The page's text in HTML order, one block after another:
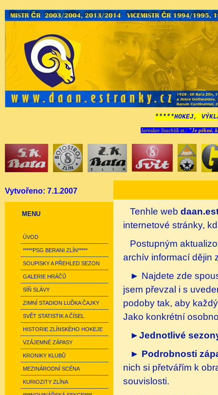
*****HOKEJ,
Jaroslav Stuchlík st.: "Je pěkné,
Vytvořeno: 7.1.2007
MENU
ÚVOD
*****PSG BERANI ZLÍN*****
SOUPISKY A PŘEHLED SEZON
GALERIE HRÁČŮ
SÍŇ SLÁVY
ZIMNÍ STADION LUĎKA ČAJKY
SVĚT STATISTIK A ČÍSEL
HISTORIE ZLÍNSKÉHO HOKEJE
VZÁJEMNÉ ZÁPASY
KRONIKY KLUBŮ
MEZINÁRODNÍ SCÉNA
KURIOZITY ZLÍNA
Tenhle web
internetové stránky,
Postupným
archív informací dějin
► Najdete zde
jsem převzal i s
podoby tak, aby
Jako konkrétní
►Jednotlivé
► Podrobnosti
nich si přetvářím k
souvislosti.